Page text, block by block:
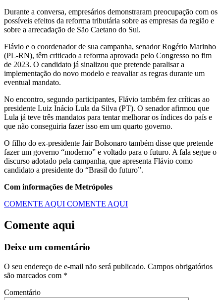
Durante a conversa, empresários demonstraram preocupação com os
possíveis efeitos da reforma tributária sobre as empresas da região e
sobre a arrecadação de São Caetano do Sul.
Flávio e o coordenador de sua campanha, senador Rogério Marinho
(PL-RN), têm criticado a reforma aprovada pelo Congresso no fim
de 2023. O candidato já sinalizou que pretende paralisar a
implementação do novo modelo e reavaliar as regras durante um
eventual mandato.
No encontro, segundo participantes, Flávio também fez críticas ao
presidente Luiz Inácio Lula da Silva (PT). O senador afirmou que
Lula já teve três mandatos para tentar melhorar os índices do país e
que não conseguiria fazer isso em um quarto governo.
O filho do ex-presidente Jair Bolsonaro também disse que pretende
fazer um governo “moderno” e voltado para o futuro. A fala segue o
discurso adotado pela campanha, que apresenta Flávio como
candidato a presidente do “Brasil do futuro”.
Com informações de Metrópoles
COMENTE AQUI COMENTE AQUI
Comente aqui
Deixe um comentário
O seu endereço de e-mail não será publicado. Campos obrigatórios
são marcados com *
Comentário